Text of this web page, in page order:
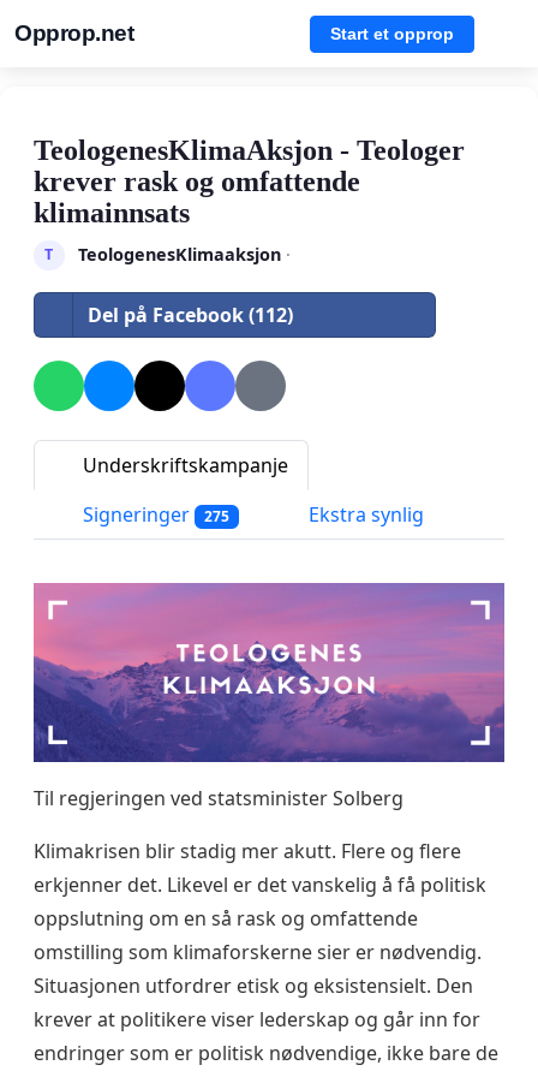
Opprop.net Start et opprop
TeologenesKlimaAksjon - Teologer
krever rask og omfattende
klimainnsats
T TeologenesKlimaaksjon·
Del på Facebook (112)
Underskriftskampanje
Signeringer
275 Ekstra synlig
Til regjeringen ved statsminister Solberg
Klimakrisen blir stadig mer akutt. Flere og flere
erkjenner det. Likevel er det vanskelig å få politisk
oppslutning om en så rask og omfattende
omstilling som klimaforskerne sier er nødvendig.
Situasjonen utfordrer etisk og eksistensielt. Den
krever at politikere viser lederskap og går inn for
endringer som er politisk nødvendige, ikke bare de